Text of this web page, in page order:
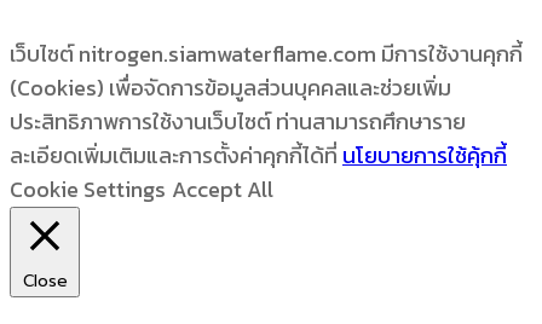
เว็บไซต์ nitrogen.siamwaterflame.com มีการใช้งานคุกกี้
(Cookies) เพื่อจัดการข้อมูลส่วนบุคคลและช่วยเพิ่ม
ประสิทธิภาพการใช้งานเว็บไซต์ ท่านสามารถศึกษาราย
ละเอียดเพิ่มเติมและการตั้งค่าคุกกี้ได้ที่ นโยบายการใช้คุ้กกี้
Cookie Settings Accept All
Close